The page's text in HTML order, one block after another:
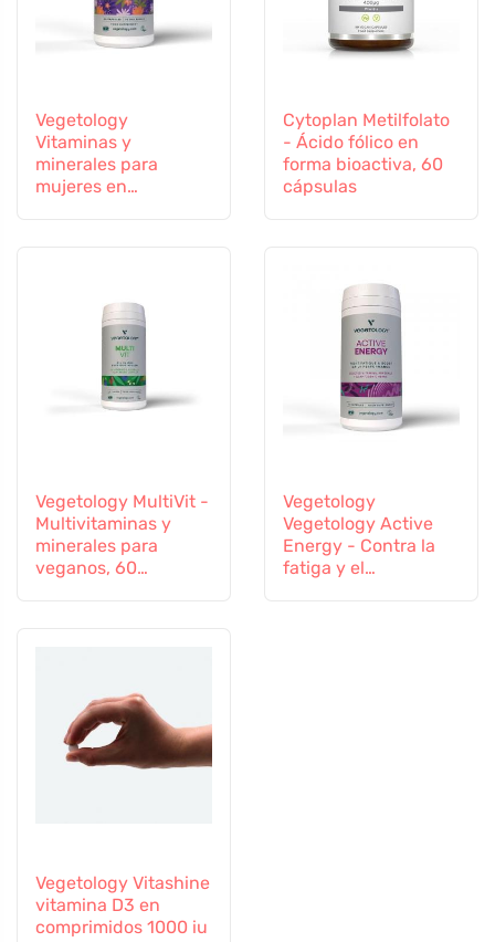
Vegetology
Vitaminas y
minerales para
mujeres en
Cytoplan Metilfolato
- Ácido fólico en
forma bioactiva, 60
cápsulas
Vegetology MultiVit -
Multivitaminas y
minerales para
veganos, 60
Vegetology
Vegetology Active
Energy - Contra la
fatiga y el
Vegetology Vitashine
vitamina D3 en
comprimidos 1000 iu